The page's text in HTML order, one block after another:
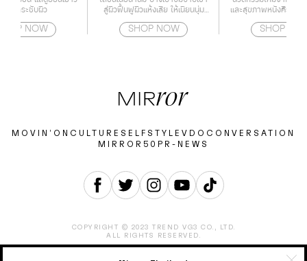
ร้อมกระชับผิว
NOW
สู่ผิวฟื้นฟูผิวแห้งเสีย ให้เนียนนุ่ม
Essence
SHOP NOW
และสุขภาพหนังศีรษะแ
หนังศีรษะ สาเหตุขอ
SHOP
MOVIN’ON CULTURE SELF STYLE VDO CONVERSATION
MIRROR50 PR-NEWS
COPYRIGHT © 2023 TREND VG3 CO., LTD.
ALL RIGHTS RESERVED.